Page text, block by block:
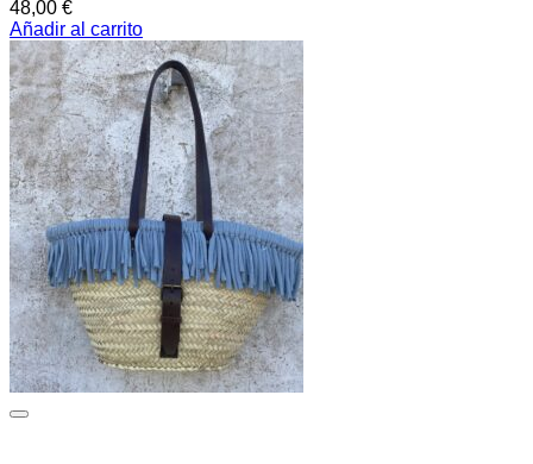
48,00 €
Añadir al carrito